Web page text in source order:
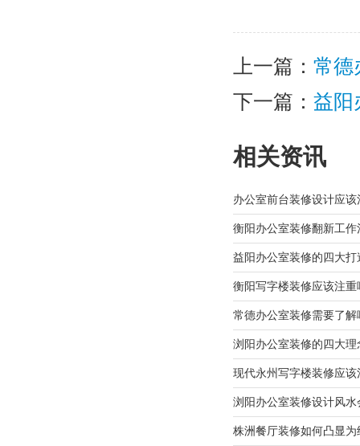
上一篇： 常德
下一篇： 益阳
相关资讯
办公室前台装修设计应该
衡阳办公室装修翻新工作
益阳办公室装修的四大打
衡阳写字楼装修应该注重
常德办公室装修需要了解
浏阳办公室装修的四大理
现代永州写字楼装修应该
浏阳办公室装修设计风水
株洲餐厅装修如何凸显为